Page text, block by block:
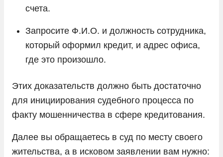
счета.
Запросите Ф.И.О. и должность сотрудника,
который оформил кредит, и адрес офиса,
где это произошло.
Этих доказательств должно быть достаточно
для инициирования судебного процесса по
факту мошенничества в сфере кредитования.
Далее вы обращаетесь в суд по месту своего
жительства, а в исковом заявлении вам нужно: